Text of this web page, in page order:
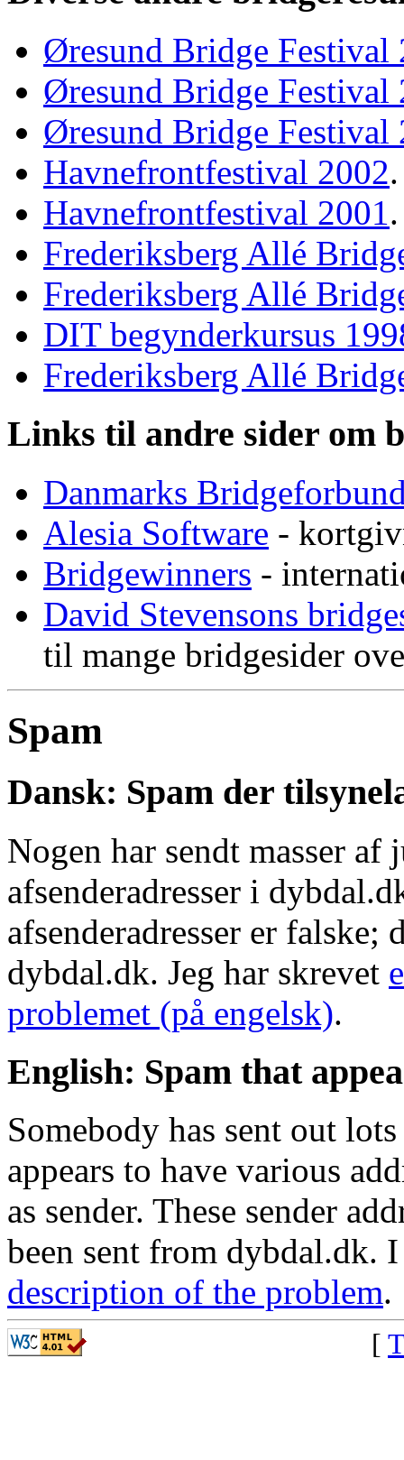
Øresund Bridge Festival
Øresund Bridge Festival
Øresund Bridge Festival
Havnefrontfestival 2002.
Havnefrontfestival 2001.
Frederiksberg Allé
Frederiksberg Allé
DIT begynderkursus
Frederiksberg Allé
Links til andre sider om
Danmarks
Alesia Software -
Bridgewinners -
David Stevensons
til mange bridgesider
Spam
Dansk: Spam der
Nogen har sendt masser
afsenderadresser i
afsenderadresser er falske;
dybdal.dk. Jeg har skrevet
problemet (på engelsk).
English: Spam that
Somebody has sent out
appears to have various
as sender. These sender
been sent from dybdal.dk.
description of the problem.
[